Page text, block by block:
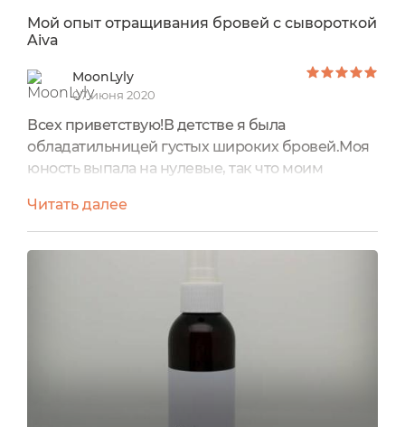
Мой опыт отращивания бровей с сывороткой
Aiva
MoonLyly
07 июня 2020
Всех приветствую!В детстве я была
обладатильницей густых широких бровей.Моя
юность выпала на нулевые, так что моим
выщипывать ещё в 9 классе. Беспощадно, то в
салоне у мастера, то дома пинцетом, уродуя
форму В итоге, за 15 с лишним лет мои брови
проплешинами. Меня спасает только татуаж...
Читать далее